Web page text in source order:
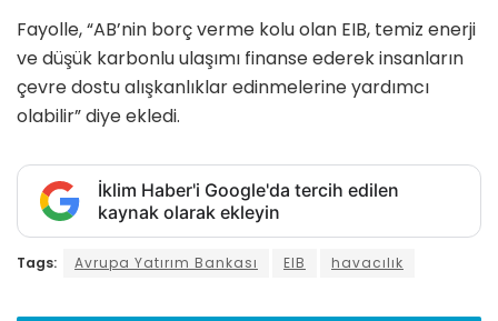
Fayolle, “AB’nin borç verme kolu olan EIB, temiz enerji
ve düşük karbonlu ulaşımı finanse ederek insanların
çevre dostu alışkanlıklar edinmelerine yardımcı
olabilir” diye ekledi.
İklim Haber'i Google'da tercih edilen
kaynak olarak ekleyin
Tags: Avrupa Yatırım Bankası EIB havacılık